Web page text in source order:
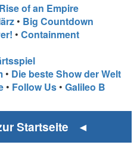
of an Empire
• Big Countdown
•Containment
• Die beste Show der Welt
• Follow Us •Galileo B
Startseite ◄